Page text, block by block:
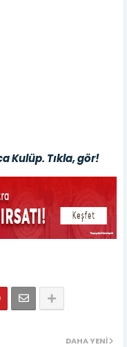
Kulüp. Tıkla, gör!
DAHA YENI